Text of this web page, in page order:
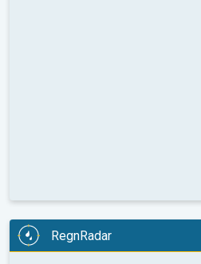
RegnRadar